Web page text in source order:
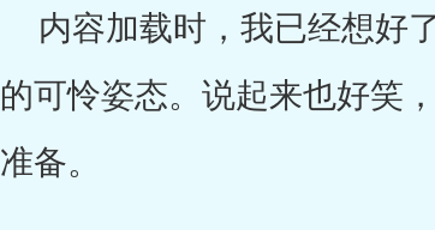
内容加载时，我已经想好
的可怜姿态。说起来也好笑
准备。